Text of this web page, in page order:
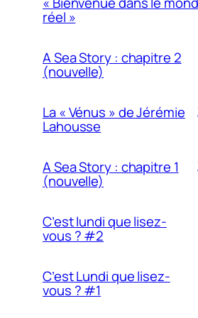
réel »
A Sea Story : chapitre 2
(nouvelle)
La « Vénus » de Jérémie
Lahousse
A Sea Story : chapitre 1
(nouvelle)
C’est lundi que lisez-
vous ? #2
C’est Lundi que lisez-
vous ? #1